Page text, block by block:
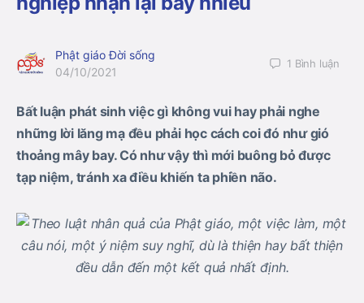
Phật giáo Đời sống
04/10/2021
1 Bình luận
Bất luận phát sinh việc gì không vui hay phải nghe
những lời lăng mạ đều phải học cách coi đó như gió
thoảng mây bay. Có như vậy thì mới buông bỏ được
tạp niệm, tránh xa điều khiến ta phiền não.